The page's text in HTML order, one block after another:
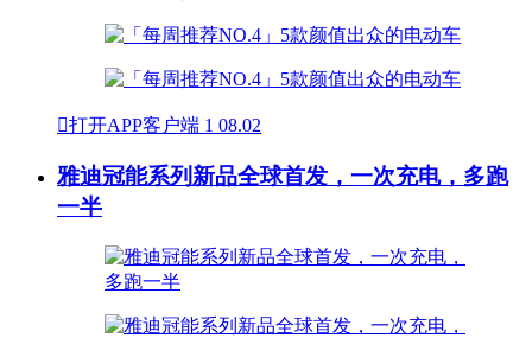
打开APP客户端 1 08.02
雅迪冠能系列新品全球首发，一次充电，多跑
一半